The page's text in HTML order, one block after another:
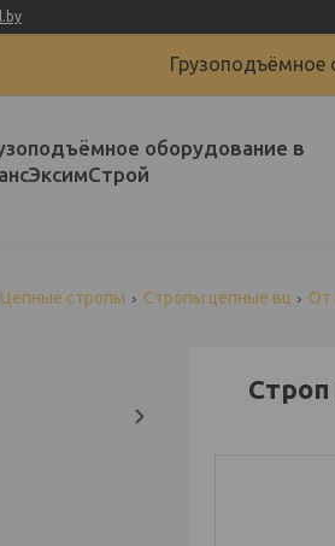
Грузоподъёмное
оборудование в
Цепные стропы Стропы цепные вц От